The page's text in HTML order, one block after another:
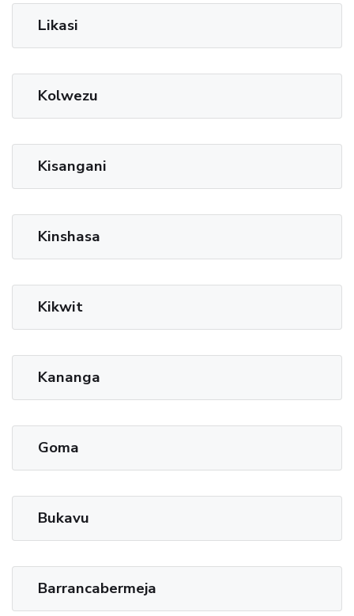
Likasi
Kolwezu
Kisangani
Kinshasa
Kikwit
Kananga
Goma
Bukavu
Barrancabermeja